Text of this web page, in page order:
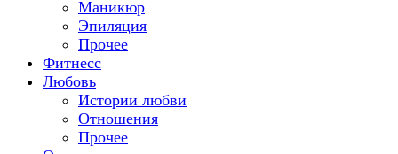
Маникюр
Эпиляция
Прочее
Фитнесс
Любовь
Истории любви
Отношения
Прочее